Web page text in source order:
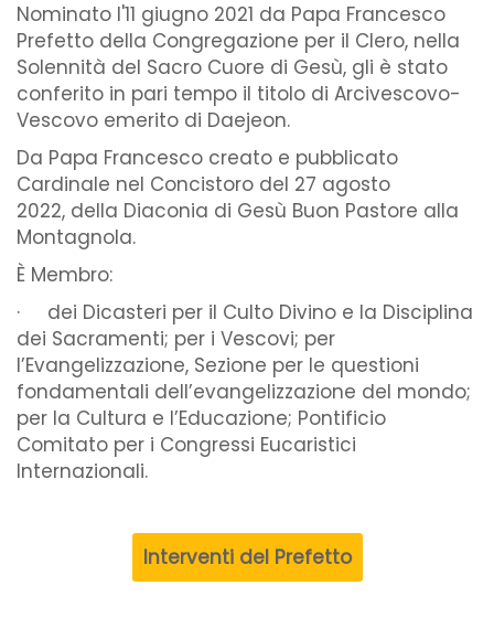
Nominato l'11 giugno 2021 da Papa Francesco
Prefetto della Congregazione per il Clero, nella
Solennità del Sacro Cuore di Gesù, gli è stato
conferito in pari tempo il titolo di Arcivescovo-
Vescovo emerito di Daejeon.
Da Papa Francesco creato e pubblicato
Cardinale nel Concistoro del 27 agosto
2022, della Diaconia di Gesù Buon Pastore alla
Montagnola.
È Membro:
· dei Dicasteri per il Culto Divino e la Disciplina
dei Sacramenti; per i Vescovi; per
l’Evangelizzazione, Sezione per le questioni
fondamentali dell’evangelizzazione del mondo;
per la Cultura e l’Educazione; Pontificio
Comitato per i Congressi Eucaristici
Internazionali.
Interventi del Prefetto